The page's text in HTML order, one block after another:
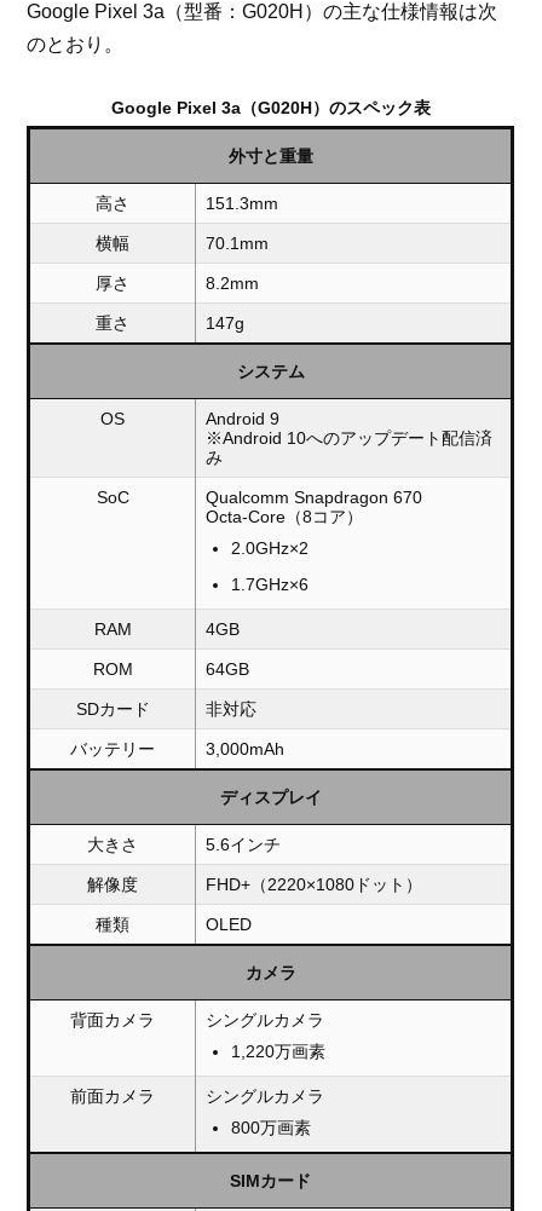
Google Pixel 3a（型番：G020H）の主な仕様情報は次
のとおり。
Google Pixel 3a（G020H）のスペック表
外寸と重量
高さ 151.3mm
横幅 70.1mm
厚さ 8.2mm
重さ 147g
システム
OS
Android 9
※Android 10へのアップデート配信済
み
SoC
Qualcomm Snapdragon 670
Octa-Core（8コア）
2.0GHz×2
1.7GHz×6
RAM 4GB
ROM 64GB
SDカード 非対応
バッテリー 3,000mAh
ディスプレイ
大きさ 5.6インチ
解像度 FHD+（2220×1080ドット）
種類 OLED
カメラ
背面カメラ
シングルカメラ
1,220万画素
前面カメラ
シングルカメラ
800万画素
SIMカード